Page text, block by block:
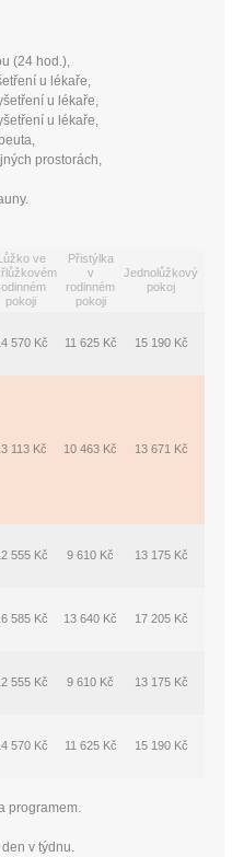
(24 hod.),
u lékaře,
u lékaře,
u lékaře,
prostorách,
Lůžko ve
pokoji
Přistýlka
v
rodinném
pokoji
Jednolůžkový
pokoj
570 Kč 11 625 Kč 15 190 Kč
113 Kč 10 463 Kč 13 671 Kč
555 Kč 9 610 Kč 13 175 Kč
585 Kč 13 640 Kč 17 205 Kč
555 Kč 9 610 Kč 13 175 Kč
570 Kč 11 625 Kč 15 190 Kč
programem.
v týdnu.